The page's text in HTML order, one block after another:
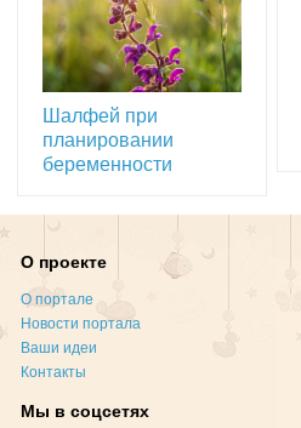
Шалфей при
планировании
беременности
О проекте
О портале
Новости портала
Ваши идеи
Контакты
Мы в соцсетях